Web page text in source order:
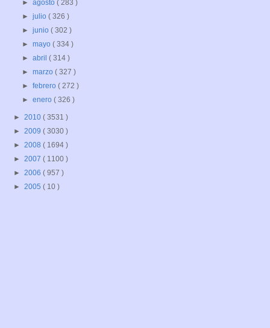
►agosto( 283 )
►julio( 326 )
►junio( 302 )
►mayo( 334 )
►abril( 314 )
►marzo( 327 )
►febrero( 272 )
►enero( 326 )
► 2010 ( 3531 )
► 2009 ( 3030 )
► 2008 ( 1694 )
► 2007 ( 1100 )
► 2006 ( 957 )
► 2005 ( 10 )